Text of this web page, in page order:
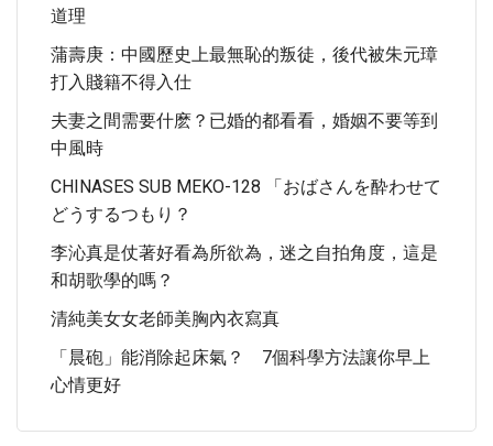
道理
蒲壽庚：中國歷史上最無恥的叛徒，後代被朱元璋
打入賤籍不得入仕
夫妻之間需要什麽？已婚的都看看，婚姻不要等到
中風時
CHINASES SUB MEKO-128 「おばさんを酔わせて
どうするつもり？
李沁真是仗著好看為所欲為，迷之自拍角度，這是
和胡歌學的嗎？
清純美女女老師美胸內衣寫真
「晨砲」能消除起床氣？ 7個科學方法讓你早上
心情更好